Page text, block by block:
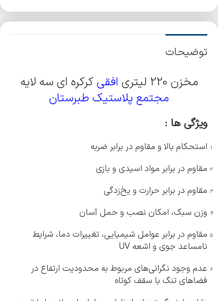
توضیحات
مخزن 220 لیتری افقیکرکره ای سه لایه
مجتمع پلاستیک طبرستان
ویژگی ها :
استحکام بالا و مقاوم در برابر ضربه
مقاوم در برابر مواد اسیدی و بازی
مقاوم در برابر حرارت و یخ‌زدگی
وزن سبک، امکان نصب و حمل آسان
مقاوم در برابر عوامل شیمیایی، تغییرات دما، شرایط
نامساعد جوی و اشعه UV
عدم وجود نگرانی‌های مربوط به محدودیت ارتفاع در
فضاهای تنگ با سقف کوتاه